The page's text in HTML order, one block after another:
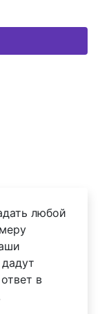
любой
в